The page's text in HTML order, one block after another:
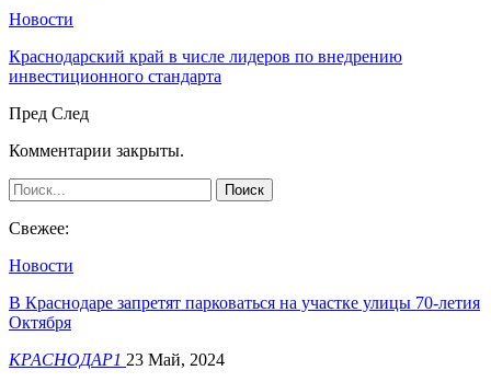
Новости
Краснодарский край в числе лидеров по внедрению
инвестиционного стандарта
Пред След
Комментарии закрыты.
Свежее:
Новости
В Краснодаре запретят парковаться на участке улицы 70-летия
Октября
КРАСНОДАР1 23 Май, 2024